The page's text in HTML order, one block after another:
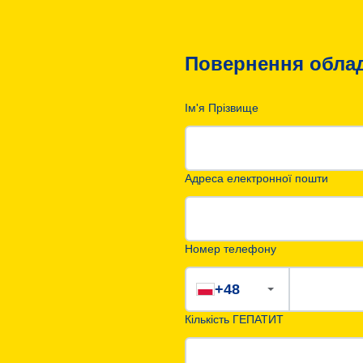
Повернення
Ім'я Прізвище
Адреса електронної пошти
Номер телефону
+48
Кількість ГЕПАТИТ